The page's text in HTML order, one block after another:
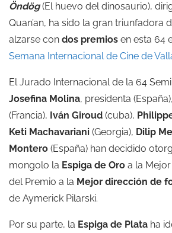
Öndög(El huevo del dinosaurio),
Quan’an, ha sido la gran triunfadora
alzarse con dos premios en esta 64
Semana Internacional de Cine de
El Jurado Internacional de la 64
Josefina Molina, presidenta (España),
(Francia), Iván Giroud (cuba),
Keti Machavariani (Georgia), Dilip
Montero (España) han decidido
mongolo la Espiga de Oro a la
del Premio a la Mejor dirección de
de Aymerick Pilarski.
Por su parte, la Espiga de Plata ha